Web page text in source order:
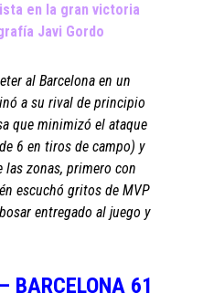
en la gran victoria
Javi Gordo
al Barcelona en un
a su rival de principio
que minimizó el ataque
6 en tiros de campo) y
zonas, primero con
escuchó gritos de MVP
entregado al juego y
BARCELONA 61